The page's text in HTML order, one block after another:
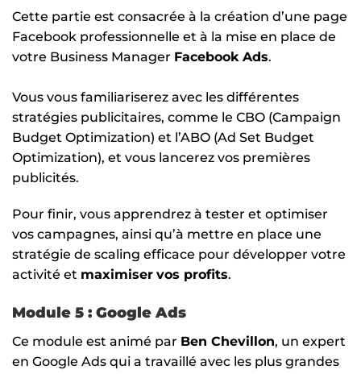
Cette partie est consacrée à la création d’une page
Facebook professionnelle et à la mise en place de
votre Business Manager Facebook Ads.
Vous vous familiariserez avec les différentes
stratégies publicitaires, comme le CBO (Campaign
Budget Optimization) et l’ABO (Ad Set Budget
Optimization), et vous lancerez vos premières
publicités.
Pour finir, vous apprendrez à tester et optimiser
vos campagnes, ainsi qu’à mettre en place une
stratégie de scaling efficace pour développer votre
activité et maximiser vos profits.
Module 5 : Google Ads
Ce module est animé par Ben Chevillon, un expert
en Google Ads qui a travaillé avec les plus grandes